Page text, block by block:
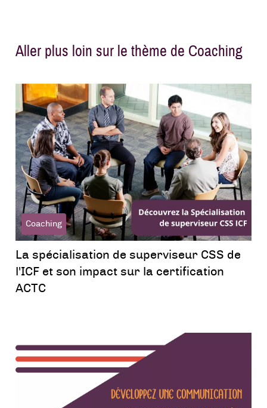
Aller plus loin sur le thème de Coaching
Coaching
La spécialisation de superviseur CSS de
l'ICF et son impact sur la certification
ACTC